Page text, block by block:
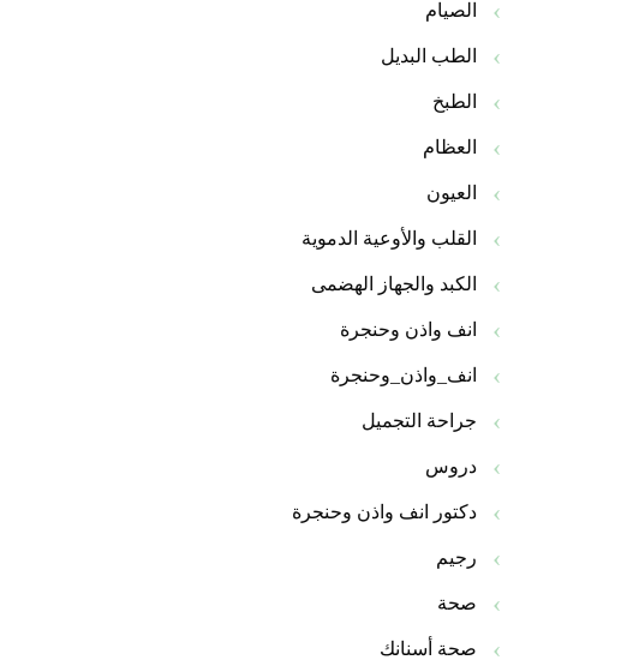
الصيام
الطب البديل
الطبخ
العظام
العيون
القلب والأوعية الدموية
الكبد والجهاز الهضمى
انف واذن وحنجرة
انف_واذن_وحنجرة
جراحة التجميل
دروس
دكتور انف واذن وحنجرة
رجيم
صحة
صحة أسنانك